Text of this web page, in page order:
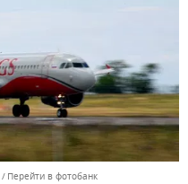
Перейти в фотобанк